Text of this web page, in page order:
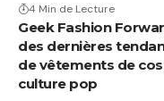
4 Min de Lecture
Geek Fashion
des dernières
de vêtements de
culture pop